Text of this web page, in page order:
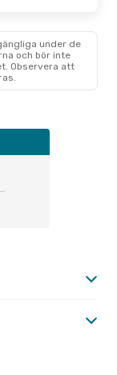
under de
och bör inte
Observera att